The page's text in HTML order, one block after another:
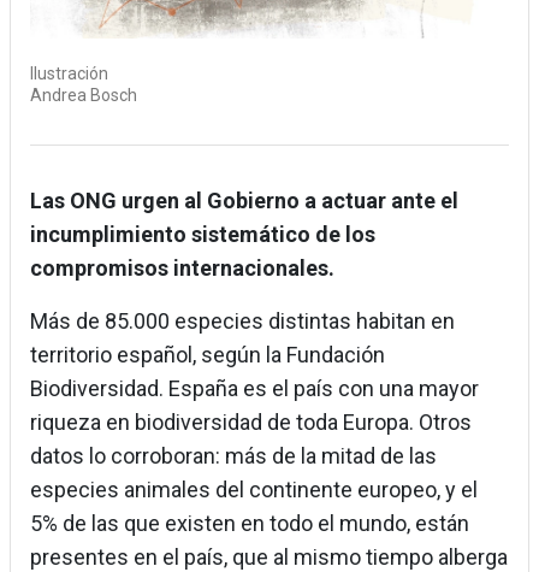
Ilustración
Andrea Bosch
Las ONG urgen al Gobierno a actuar ante el
incumplimiento sistemático de los
compromisos internacionales.
Más de 85.000 especies distintas habitan en
territorio español, según la Fundación
Biodiversidad. España es el país con una mayor
riqueza en biodiversidad de toda Europa. Otros
datos lo corroboran: más de la mitad de las
especies animales del continente europeo, y el
5% de las que existen en todo el mundo, están
presentes en el país, que al mismo tiempo alberga